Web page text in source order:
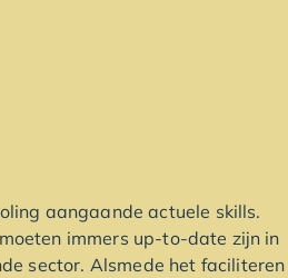
aangaande actuele skills.
immers up-to-date zijn in
sector. Alsmede het faciliteren